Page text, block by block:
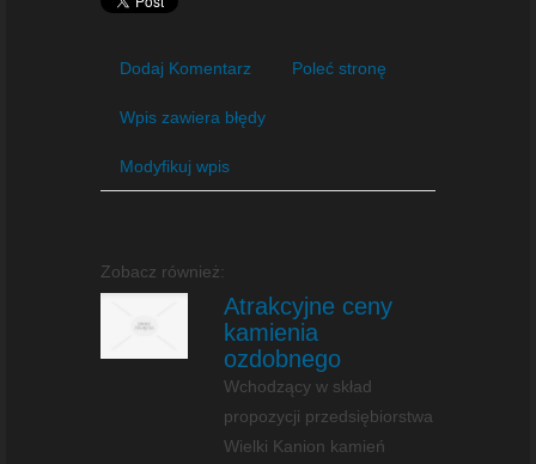
Dodaj Komentarz Poleć stronę
Wpis zawiera błędy
Modyfikuj wpis
Zobacz również:
Atrakcyjne ceny
kamienia
ozdobnego
Wchodzący w skład
propozycji przedsiębiorstwa
Wielki Kanion kamień